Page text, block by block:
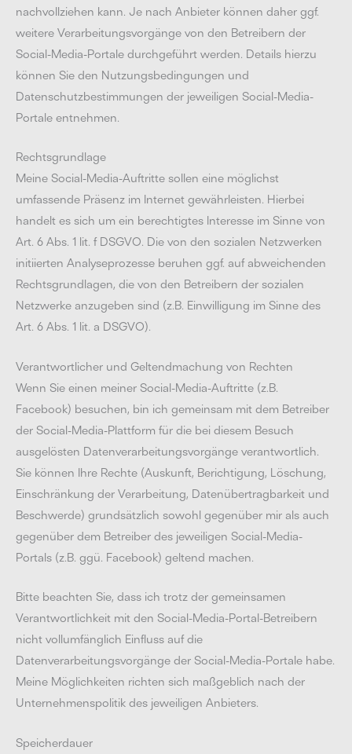
nachvollziehen kann. Je nach Anbieter können daher ggf.
weitere Verarbeitungsvorgänge von den Betreibern der
Social-Media-Portale durchgeführt werden. Details hierzu
können Sie den Nutzungsbedingungen und
Datenschutzbestimmungen der jeweiligen Social-Media-
Portale entnehmen.
Rechtsgrundlage
Meine Social-Media-Auftritte sollen eine möglichst
umfassende Präsenz im Internet gewährleisten. Hierbei
handelt es sich um ein berechtigtes Interesse im Sinne von
Art. 6 Abs. 1 lit. f DSGVO. Die von den sozialen Netzwerken
initiierten Analyseprozesse beruhen ggf. auf abweichenden
Rechtsgrundlagen, die von den Betreibern der sozialen
Netzwerke anzugeben sind (z.B. Einwilligung im Sinne des
Art. 6 Abs. 1 lit. a DSGVO).
Verantwortlicher und Geltendmachung von Rechten
Wenn Sie einen meiner Social-Media-Auftritte (z.B.
Facebook) besuchen, bin ich gemeinsam mit dem Betreiber
der Social-Media-Plattform für die bei diesem Besuch
ausgelösten Datenverarbeitungsvorgänge verantwortlich.
Sie können Ihre Rechte (Auskunft, Berichtigung, Löschung,
Einschränkung der Verarbeitung, Datenübertragbarkeit und
Beschwerde) grundsätzlich sowohl gegenüber mir als auch
gegenüber dem Betreiber des jeweiligen Social-Media-
Portals (z.B. ggü. Facebook) geltend machen.
Bitte beachten Sie, dass ich trotz der gemeinsamen
Verantwortlichkeit mit den Social-Media-Portal-Betreibern
nicht vollumfänglich Einfluss auf die
Datenverarbeitungsvorgänge der Social-Media-Portale habe.
Meine Möglichkeiten richten sich maßgeblich nach der
Unternehmenspolitik des jeweiligen Anbieters.
Speicherdauer